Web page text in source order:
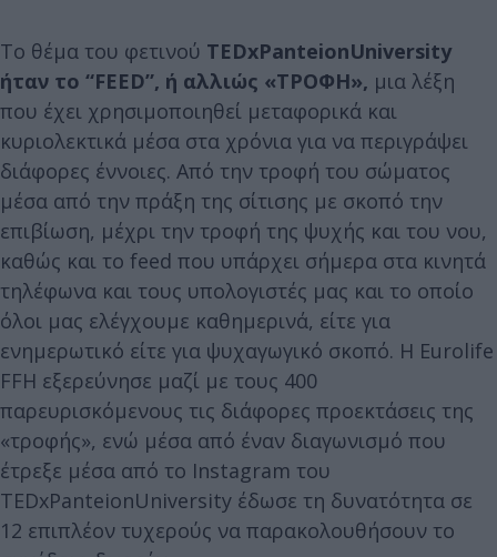
Το θέμα του φετινού TEDxPanteionUniversity
ήταν το “FEED”, ή αλλιώς «ΤΡΟΦΗ», μια λέξη
που έχει χρησιμοποιηθεί μεταφορικά και
κυριολεκτικά μέσα στα χρόνια για να περιγράψει
διάφορες έννοιες. Από την τροφή του σώματος
μέσα από την πράξη της σίτισης με σκοπό την
επιβίωση, μέχρι την τροφή της ψυχής και του νου,
καθώς και το feed που υπάρχει σήμερα στα κινητά
τηλέφωνα και τους υπολογιστές μας και το οποίο
όλοι μας ελέγχουμε καθημερινά, είτε για
ενημερωτικό είτε για ψυχαγωγικό σκοπό. Η Eurolife
FFH εξερεύνησε μαζί με τους 400
παρευρισκόμενους τις διάφορες προεκτάσεις της
«τροφής», ενώ μέσα από έναν διαγωνισμό που
έτρεξε μέσα από το Instagram του
TEDxPanteionUniversity έδωσε τη δυνατότητα σε
12 επιπλέον τυχερούς να παρακολουθήσουν το